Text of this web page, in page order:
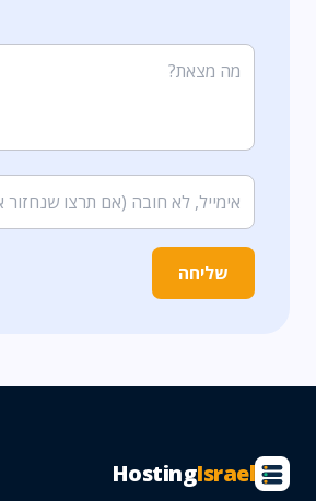
שליחה
HostingIsrael